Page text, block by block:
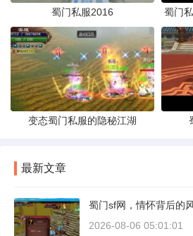
蜀门私服2016 蜀门
变态蜀门私服的隐秘江湖
最新文章
蜀门sf网，情怀背后的
2026-08-06 05:01:01